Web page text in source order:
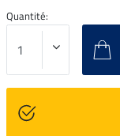
Quantité: